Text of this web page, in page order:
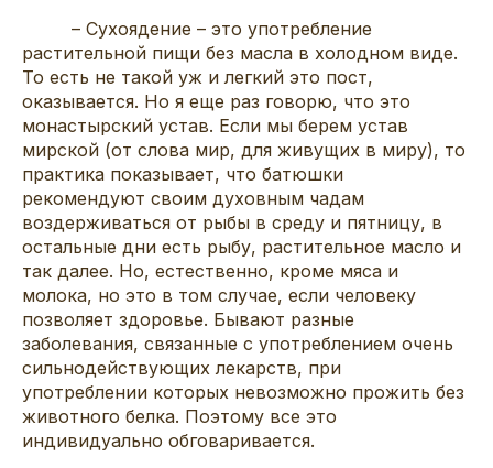
– Сухоядение – это употребление
растительной пищи без масла в холодном виде.
То есть не такой уж и легкий это пост,
оказывается. Но я еще раз говорю, что это
монастырский устав. Если мы берем устав
мирской (от слова мир, для живущих в миру), то
практика показывает, что батюшки
рекомендуют своим духовным чадам
воздерживаться от рыбы в среду и пятницу, в
остальные дни есть рыбу, растительное масло и
так далее. Но, естественно, кроме мяса и
молока, но это в том случае, если человеку
позволяет здоровье. Бывают разные
заболевания, связанные с употреблением очень
сильнодействующих лекарств, при
употреблении которых невозможно прожить без
животного белка. Поэтому все это
индивидуально обговаривается.